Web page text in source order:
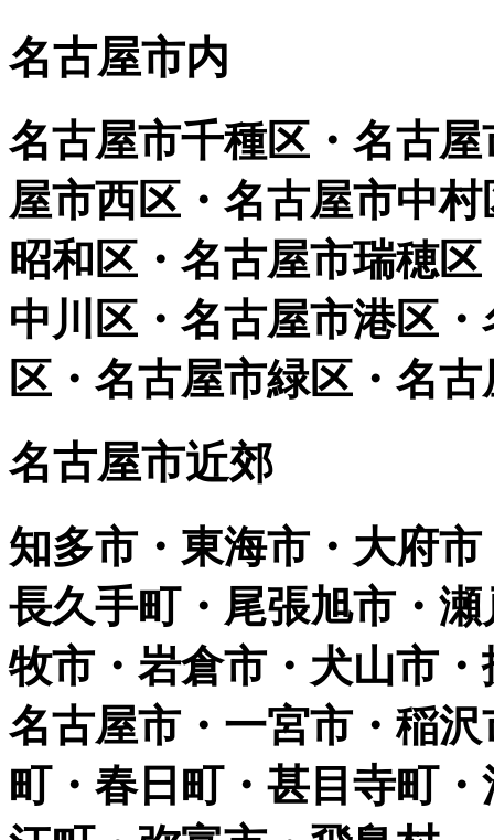
名古屋市内
名古屋市千種区・名古
屋市西区・名古屋市中
昭和区・名古屋市瑞穂
中川区・名古屋市港区
区・名古屋市緑区・名
名古屋市近郊
知多市・東海市・大府
長久手町・尾張旭市・
牧市・岩倉市・犬山市
名古屋市・一宮市・稲
町・春日町・甚目寺町